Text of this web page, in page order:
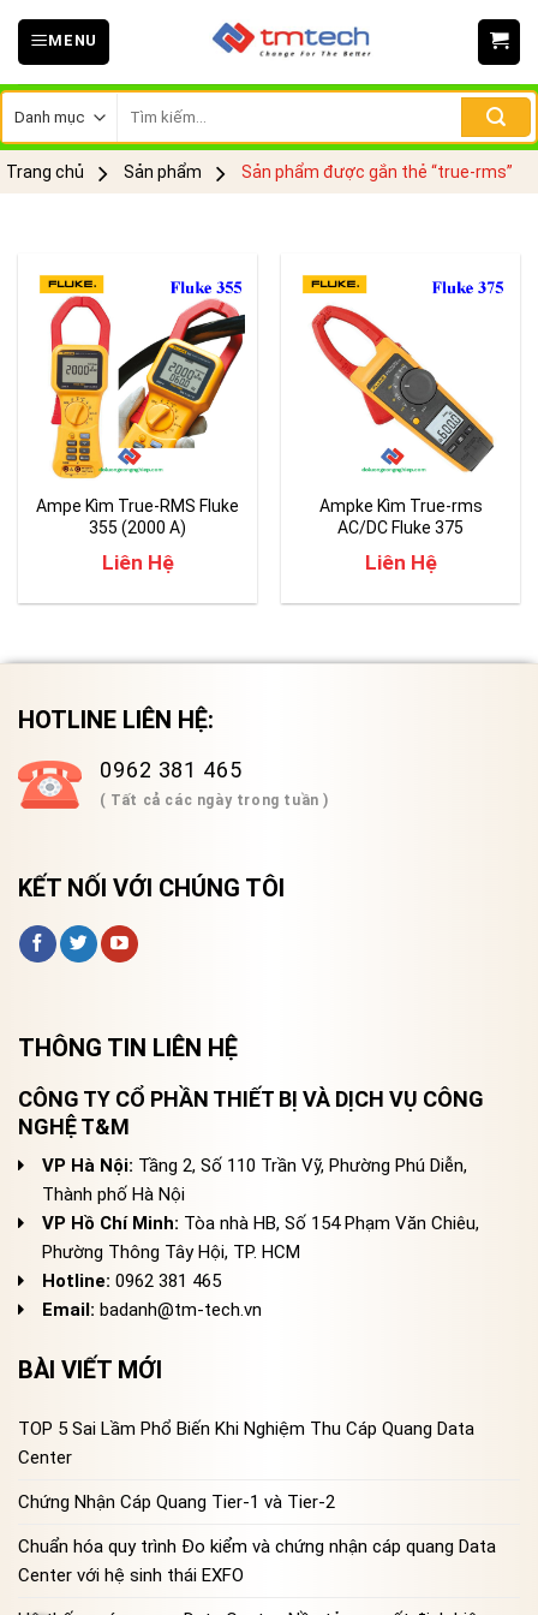
Skip
MENU
kiếm:
Trang chủ Sản phẩm Sản phẩm được gắn thẻ “true-rms”
Ampe Kìm True-RMS Fluke
355 (2000 A)
Liên Hệ
Ampke Kìm True-rms
AC/DC Fluke 375
Liên Hệ
HOTLINE LIÊN HỆ:
0962 381 465
( Tất cả các ngày trong tuần )
KẾT NỐI VỚI CHÚNG TÔI
THÔNG TIN LIÊN HỆ
CÔNG TY CỔ PHẦN THIẾT BỊ VÀ DỊCH VỤ CÔNG
NGHỆ T&M
VP Hà Nội: Tầng 2, Số 110 Trần Vỹ, Phường Phú Diễn,
Thành phố Hà Nội
VP Hồ Chí Minh: Tòa nhà HB, Số 154 Phạm Văn Chiêu,
Phường Thông Tây Hội, TP. HCM
Hotline: 0962 381 465
Email: badanh@tm-tech.vn
BÀI VIẾT MỚI
TOP 5 Sai Lầm Phổ Biến Khi Nghiệm Thu Cáp Quang Data
Center
Chứng Nhận Cáp Quang Tier-1 và Tier-2
Chuẩn hóa quy trình Đo kiểm và chứng nhận cáp quang Data
Center với hệ sinh thái EXFO